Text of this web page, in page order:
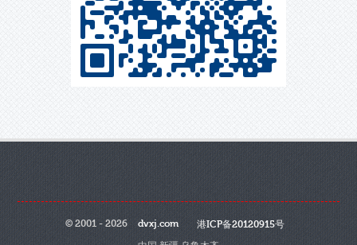
© 2001 - 2026 dvxj.com
港ICP备20120915号